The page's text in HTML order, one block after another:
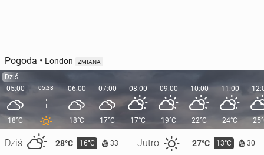
Pogoda • London ZMIANA
Dziś
05:00
18°C
Dziś 28°C 16°C 33 Jutro 27°C 13°C 30
05:38 06:00
18°C
07:00
17°C
08:00
17°C
09:00
19°C
10:00
22°C
11:00
24°C